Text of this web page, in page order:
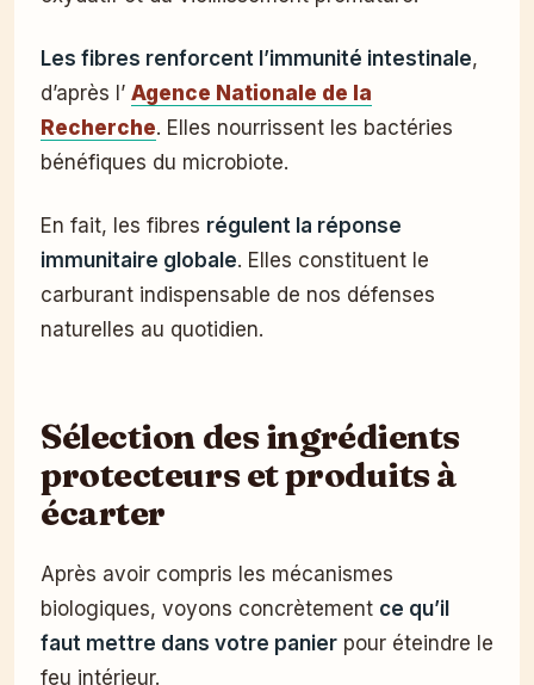
Les fibres renforcent l’immunité intestinale,
d’après l’ Agence Nationale de la
Recherche. Elles nourrissent les bactéries
bénéfiques du microbiote.
En fait, les fibres régulent la réponse
immunitaire globale. Elles constituent le
carburant indispensable de nos défenses
naturelles au quotidien.
Sélection des ingrédients
protecteurs et produits à
écarter
Après avoir compris les mécanismes
biologiques, voyons concrètement ce qu’il
faut mettre dans votre panier pour éteindre le
feu intérieur.